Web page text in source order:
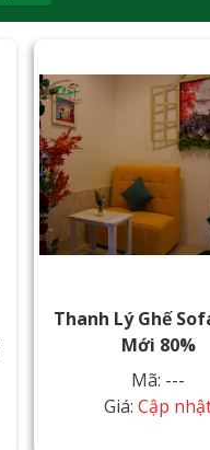
Thanh Lý Ghế
Mới 80%
Mã: ---
Giá:Cập